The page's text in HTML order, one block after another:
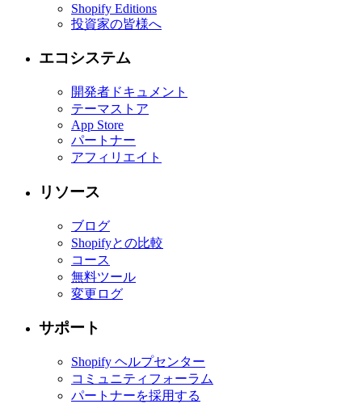
Shopify Editions
投資家の皆様へ
エコシステム
開発者ドキュメント
テーマストア
App Store
パートナー
アフィリエイト
リソース
ブログ
Shopifyとの比較
コース
無料ツール
変更ログ
サポート
Shopify ヘルプセンター
コミュニティフォーラム
パートナーを採用する